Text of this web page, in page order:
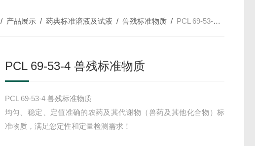
/ 产品展示 /药典标准溶液及试液 /兽残标准物质 / PCL 69-53-4 兽残标准物质
PCL 69-53-4 兽残标准物质
PCL 69-53-4 兽残标准物质
均匀、稳定、定值准确的农药及其代谢物（兽药及其他化合物）标
准物质，满足您定性和定量检测需求！